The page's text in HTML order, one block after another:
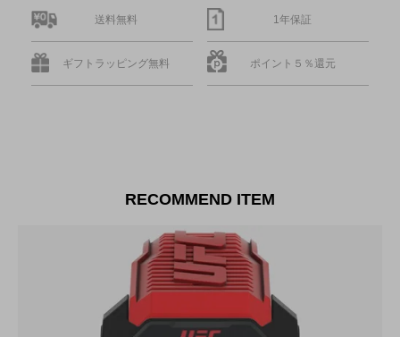
送料無料 1年保証
ギフトラッピング無料 ポイント５％還元
RECOMMEND ITEM